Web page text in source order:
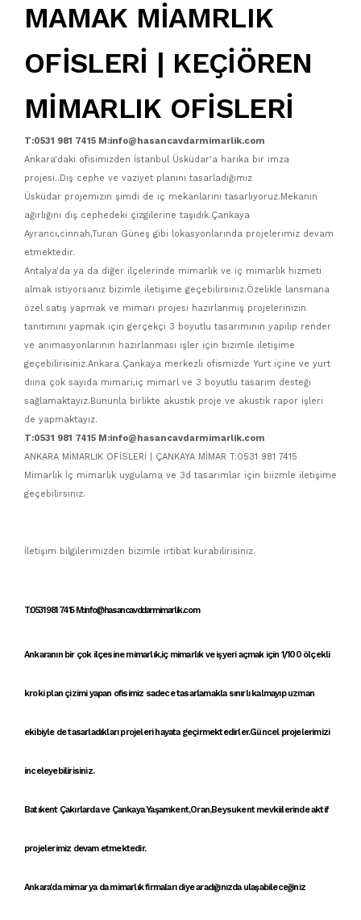
MAMAK MİAMRLIK
OFİSLERİ | KEÇİÖREN
MİMARLIK OFİSLERİ
T:0531 981 7415 M:info@hasancavdarmimarlik.com
Ankara'daki ofisimizden İstanbul Üsküdar'a harika bir imza
projesi..Dış cephe ve vaziyet planını tasarladığımız
Üsküdar projemizin şimdi de iç mekanlarını tasarlıyoruz.Mekanın
ağırlığını dış cephedeki çizgilerine taşıdık.Çankaya
Ayrancı,cinnah,Turan Güneş gibi lokasyonlarında projelerimiz devam
etmektedir.
Antalya'da ya da diğer ilçelerinde mimarlık ve iç mimarlık hizmeti
almak istiyorsanız bizimle iletişime geçebilirsiniz.Özelikle lansmana
özel satış yapmak ve mimari projesi hazırlanmış projelerinizin
tanıtımını yapmak için gerçekçi 3 boyutlu tasarımının yapılıp render
ve animasyonlarının hazırlanması işler için bizimle iletişime
geçebilirisiniz.Ankara Çankaya merkezli ofismizde Yurt içine ve yurt
dıına çok sayıda mimari,iç mimarl ve 3 boyutlu tasarım desteği
sağlamaktayız.Bununla birlikte akustik proje ve akustik rapor işleri
de yapmaktayız.
T:0531 981 7415 M:info@hasancavdarmimarlik.com
ANKARA MİMARLIK OFİSLERİ | ÇANKAYA MİMAR T:0531 981 7415
Mimarlık İç mimarlık uygulama ve 3d tasarımlar için biizmle iletişime
geçebilirsiniz.
İletişim bilgilerimizden bizimle irtibat kurabilirisiniz.
T:0531 981 7415 M:info@hasancavddarmimarlik.com
Ankaranın bir çok ilçesinemimarlık,iç mimarlıkveişyeri açmak için 1/100 ölçekli
krokiplan çizimi yapan ofisimiz sadece tasarlamakla sınırlı kalmayıp uzman
ekibiyle de tasarladıkları projeleri hayata geçirmektedirler.Güncel projelerimizi
inceleyebilirisiniz.
Batıkent Çakırlarda ve Çankaya Yaşamkent,Oran,Beysukent mevkiilerinde aktif
projelerimiz devam etmektedir.
Ankara'da mimarya damimarlık firmalarıdiye aradığınızda ulaşabileceğiniz